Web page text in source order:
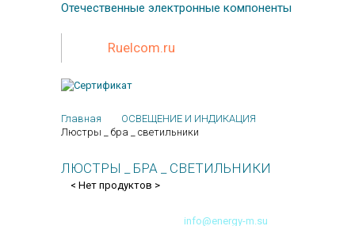
Отечественные электронные компоненты
Ruelcom.ru
Главная
ОСВЕЩЕНИЕ И ИНДИКАЦИЯ
Люстры _ бра _ светильники
ЛЮСТРЫ _ БРА _ СВЕТИЛЬНИКИ
< Нет продуктов >
info@energy-m.su